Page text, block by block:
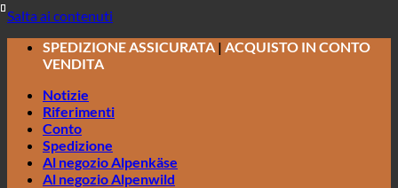
Salta ai contenuti
SPEDIZIONE ASSICURATA | ACQUISTO IN CONTO
VENDITA
Notizie
Riferimenti
Conto
Spedizione
Al negozio Alpenkäse
Al negozio Alpenwild